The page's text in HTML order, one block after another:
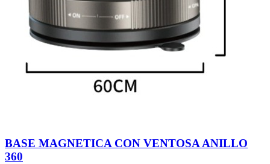
BASE MAGNETICA CON VENTOSA ANILLO
360